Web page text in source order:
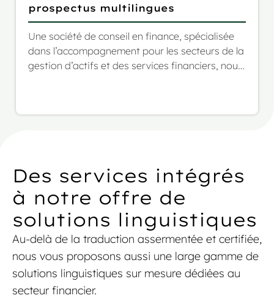
prospectus multilingues
Une société de conseil en finance, spécialisée
dans l’accompagnement pour les secteurs de la
gestion d’actifs et des services financiers, nous
l’allemand et l’italien.
Des services intégrés
à notre offre de
solutions linguistiques
Au-delà de la traduction assermentée et certifiée,
nous vous proposons aussi une large gamme de
solutions linguistiques sur mesure dédiées au
secteur financier.